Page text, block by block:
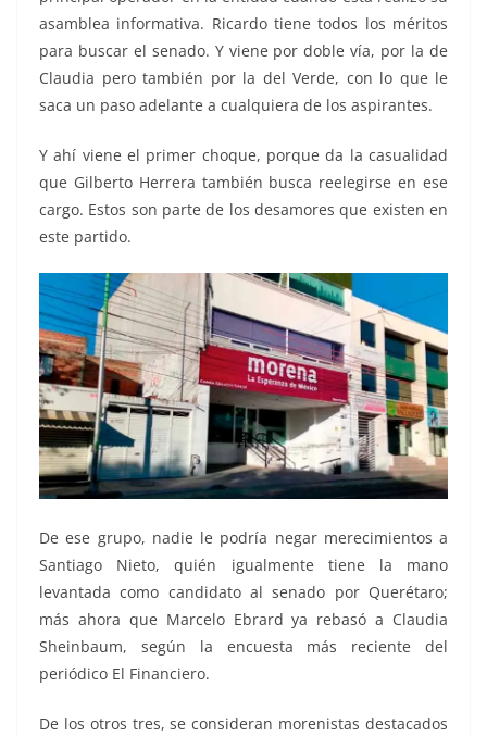
asamblea informativa. Ricardo tiene todos los méritos
para buscar el senado. Y viene por doble vía, por la de
Claudia pero también por la del Verde, con lo que le
saca un paso adelante a cualquiera de los aspirantes.
Y ahí viene el primer choque, porque da la casualidad
que Gilberto Herrera también busca reelegirse en ese
cargo. Estos son parte de los desamores que existen en
este partido.
De ese grupo, nadie le podría negar merecimientos a
Santiago Nieto, quién igualmente tiene la mano
levantada como candidato al senado por Querétaro;
más ahora que Marcelo Ebrard ya rebasó a Claudia
Sheinbaum, según la encuesta más reciente del
periódico El Financiero.
De los otros tres, se consideran morenistas destacados